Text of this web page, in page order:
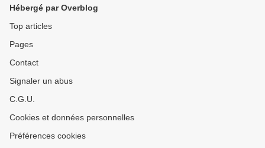
Hébergé par Overblog
Top articles
Pages
Contact
Signaler un abus
C.G.U.
Cookies et données personnelles
Préférences cookies